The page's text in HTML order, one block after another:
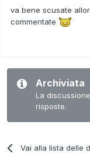
va bene scusate
commentate
Archiviata
La
risposte.
Vai alla lista delle